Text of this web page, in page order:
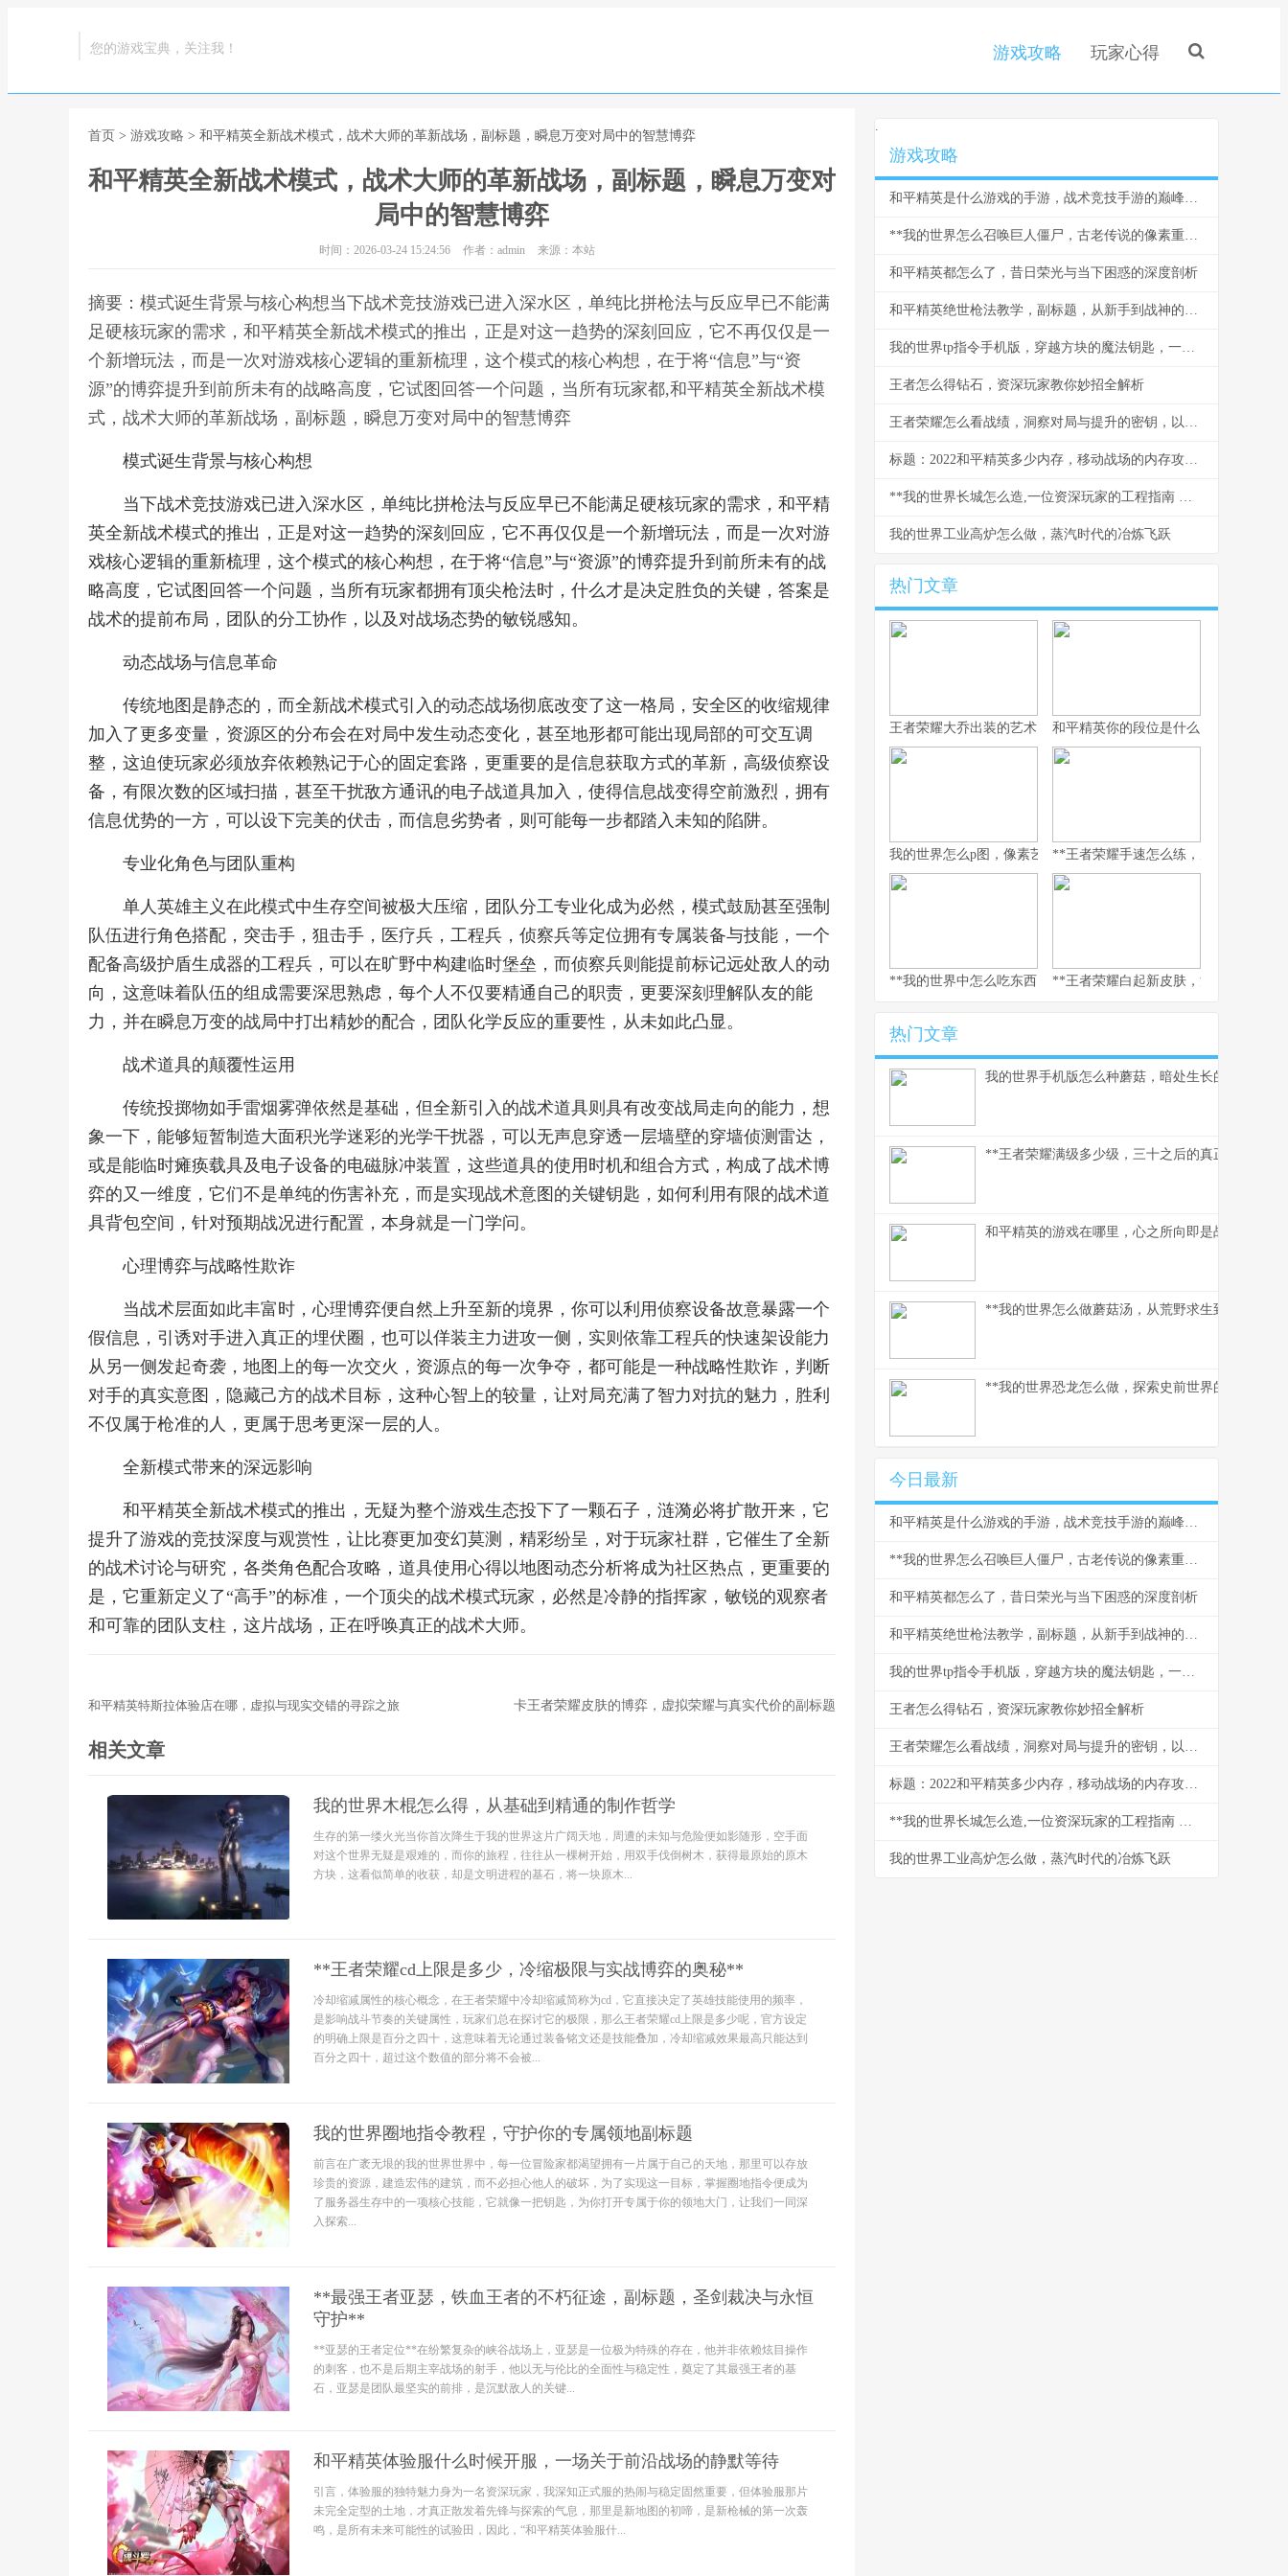
您的游戏宝典，关注我！ 游戏攻略 玩家心得
首页 > 游戏攻略 > 和平精英全新战术模式，战术大师的革新战场，副标题，瞬息万变对局中的智慧博弈
和平精英全新战术模式，战术大师的革新战场，副标题，瞬息万变对
局中的智慧博弈
时间：2026-03-24 15:24:56 作者：admin 来源：本站
摘要：模式诞生背景与核心构想当下战术竞技游戏已进入深水区，单纯比拼枪法与反应早已不能满
足硬核玩家的需求，和平精英全新战术模式的推出，正是对这一趋势的深刻回应，它不再仅仅是一
个新增玩法，而是一次对游戏核心逻辑的重新梳理，这个模式的核心构想，在于将“信息”与“资
源”的博弈提升到前所未有的战略高度，它试图回答一个问题，当所有玩家都,和平精英全新战术模
式，战术大师的革新战场，副标题，瞬息万变对局中的智慧博弈
模式诞生背景与核心构想
当下战术竞技游戏已进入深水区，单纯比拼枪法与反应早已不能满足硬核玩家的需求，和平精
英全新战术模式的推出，正是对这一趋势的深刻回应，它不再仅仅是一个新增玩法，而是一次对游
戏核心逻辑的重新梳理，这个模式的核心构想，在于将“信息”与“资源”的博弈提升到前所未有的战
略高度，它试图回答一个问题，当所有玩家都拥有顶尖枪法时，什么才是决定胜负的关键，答案是
战术的提前布局，团队的分工协作，以及对战场态势的敏锐感知。
动态战场与信息革命
传统地图是静态的，而全新战术模式引入的动态战场彻底改变了这一格局，安全区的收缩规律
加入了更多变量，资源区的分布会在对局中发生动态变化，甚至地形都可能出现局部的可交互调
整，这迫使玩家必须放弃依赖熟记于心的固定套路，更重要的是信息获取方式的革新，高级侦察设
备，有限次数的区域扫描，甚至干扰敌方通讯的电子战道具加入，使得信息战变得空前激烈，拥有
信息优势的一方，可以设下完美的伏击，而信息劣势者，则可能每一步都踏入未知的陷阱。
专业化角色与团队重构
单人英雄主义在此模式中生存空间被极大压缩，团队分工专业化成为必然，模式鼓励甚至强制
队伍进行角色搭配，突击手，狙击手，医疗兵，工程兵，侦察兵等定位拥有专属装备与技能，一个
配备高级护盾生成器的工程兵，可以在旷野中构建临时堡垒，而侦察兵则能提前标记远处敌人的动
向，这意味着队伍的组成需要深思熟虑，每个人不仅要精通自己的职责，更要深刻理解队友的能
力，并在瞬息万变的战局中打出精妙的配合，团队化学反应的重要性，从未如此凸显。
战术道具的颠覆性运用
传统投掷物如手雷烟雾弹依然是基础，但全新引入的战术道具则具有改变战局走向的能力，想
象一下，能够短暂制造大面积光学迷彩的光学干扰器，可以无声息穿透一层墙壁的穿墙侦测雷达，
或是能临时瘫痪载具及电子设备的电磁脉冲装置，这些道具的使用时机和组合方式，构成了战术博
弈的又一维度，它们不是单纯的伤害补充，而是实现战术意图的关键钥匙，如何利用有限的战术道
具背包空间，针对预期战况进行配置，本身就是一门学问。
心理博弈与战略性欺诈
当战术层面如此丰富时，心理博弈便自然上升至新的境界，你可以利用侦察设备故意暴露一个
假信息，引诱对手进入真正的埋伏圈，也可以佯装主力进攻一侧，实则依靠工程兵的快速架设能力
从另一侧发起奇袭，地图上的每一次交火，资源点的每一次争夺，都可能是一种战略性欺诈，判断
对手的真实意图，隐藏己方的战术目标，这种心智上的较量，让对局充满了智力对抗的魅力，胜利
不仅属于枪准的人，更属于思考更深一层的人。
全新模式带来的深远影响
和平精英全新战术模式的推出，无疑为整个游戏生态投下了一颗石子，涟漪必将扩散开来，它
提升了游戏的竞技深度与观赏性，让比赛更加变幻莫测，精彩纷呈，对于玩家社群，它催生了全新
的战术讨论与研究，各类角色配合攻略，道具使用心得以地图动态分析将成为社区热点，更重要的
是，它重新定义了“高手”的标准，一个顶尖的战术模式玩家，必然是冷静的指挥家，敏锐的观察者
和可靠的团队支柱，这片战场，正在呼唤真正的战术大师。
和平精英特斯拉体验店在哪，虚拟与现实交错的寻踪之旅 卡王者荣耀皮肤的博弈，虚拟荣耀与真实代价的副标题
相关文章
我的世界木棍怎么得，从基础到精通的制作哲学
生存的第一缕火光当你首次降生于我的世界这片广阔天地，周遭的未知与危险便如影随形，空手面
对这个世界无疑是艰难的，而你的旅程，往往从一棵树开始，用双手伐倒树木，获得最原始的原木
方块，这看似简单的收获，却是文明进程的基石，将一块原木...
**王者荣耀cd上限是多少，冷缩极限与实战博弈的奥秘**
冷却缩减属性的核心概念，在王者荣耀中冷却缩减简称为cd，它直接决定了英雄技能使用的频率，
是影响战斗节奏的关键属性，玩家们总在探讨它的极限，那么王者荣耀cd上限是多少呢，官方设定
的明确上限是百分之四十，这意味着无论通过装备铭文还是技能叠加，冷却缩减效果最高只能达到
百分之四十，超过这个数值的部分将不会被...
我的世界圈地指令教程，守护你的专属领地副标题
前言在广袤无垠的我的世界世界中，每一位冒险家都渴望拥有一片属于自己的天地，那里可以存放
珍贵的资源，建造宏伟的建筑，而不必担心他人的破坏，为了实现这一目标，掌握圈地指令便成为
了服务器生存中的一项核心技能，它就像一把钥匙，为你打开专属于你的领地大门，让我们一同深
入探索...
**最强王者亚瑟，铁血王者的不朽征途，副标题，圣剑裁决与永恒
守护**
**亚瑟的王者定位**在纷繁复杂的峡谷战场上，亚瑟是一位极为特殊的存在，他并非依赖炫目操作
的刺客，也不是后期主宰战场的射手，他以无与伦比的全面性与稳定性，奠定了其最强王者的基
石，亚瑟是团队最坚实的前排，是沉默敌人的关键...
和平精英体验服什么时候开服，一场关于前沿战场的静默等待
引言，体验服的独特魅力身为一名资深玩家，我深知正式服的热闹与稳定固然重要，但体验服那片
未完全定型的土地，才真正散发着先锋与探索的气息，那里是新地图的初啼，是新枪械的第一次轰
鸣，是所有未来可能性的试验田，因此，“和平精英体验服什...
.
游戏攻略
和平精英是什么游戏的手游，战术竞技手游的巅峰之作
**我的世界怎么召唤巨人僵尸，古老传说的像素重现**
和平精英都怎么了，昔日荣光与当下困惑的深度剖析
和平精英绝世枪法教学，副标题，从新手到战神的精准之道
我的世界tp指令手机版，穿越方块的魔法钥匙，一段关于空间与创造的奇幻之旅
王者怎么得钻石，资深玩家教你妙招全解析
王者荣耀怎么看战绩，洞察对局与提升的密钥，以数据为镜照见成长之路
标题：2022和平精英多少内存，移动战场的内存攻防战
**我的世界长城怎么造,一位资深玩家的工程指南 副标题,从规划到竣工的完整心得**
我的世界工业高炉怎么做，蒸汽时代的冶炼飞跃
热门文章
王者荣耀大乔出装的艺术，辅助之核的战术抉择
和平精英你的段位是什么：一段段位承
我的世界怎么p图，像素艺术与创意的交响**王者荣耀手速怎么练，从入门到精
**我的世界中怎么吃东西，生存与美味的核心法则，副标题，像素
**王者荣耀白起新皮肤，深渊咆哮的
热门文章
我的世界手机版怎么种蘑菇，暗处生长的美味与财
**王者荣耀满级多少级，三十之后的真正征途**
和平精英的游戏在哪里，心之所向即是战场，副标
**我的世界怎么做蘑菇汤，从荒野求生到精致烹饪
**我的世界恐龙怎么做，探索史前世界的模组之旅
今日最新
和平精英是什么游戏的手游，战术竞技手游的巅峰之作
**我的世界怎么召唤巨人僵尸，古老传说的像素重现**
和平精英都怎么了，昔日荣光与当下困惑的深度剖析
和平精英绝世枪法教学，副标题，从新手到战神的精准之道
我的世界tp指令手机版，穿越方块的魔法钥匙，一段关于空间与创造的奇幻之旅
王者怎么得钻石，资深玩家教你妙招全解析
王者荣耀怎么看战绩，洞察对局与提升的密钥，以数据为镜照见成长之路
标题：2022和平精英多少内存，移动战场的内存攻防战
**我的世界长城怎么造,一位资深玩家的工程指南 副标题,从规划到竣工的完整心得**
我的世界工业高炉怎么做，蒸汽时代的冶炼飞跃